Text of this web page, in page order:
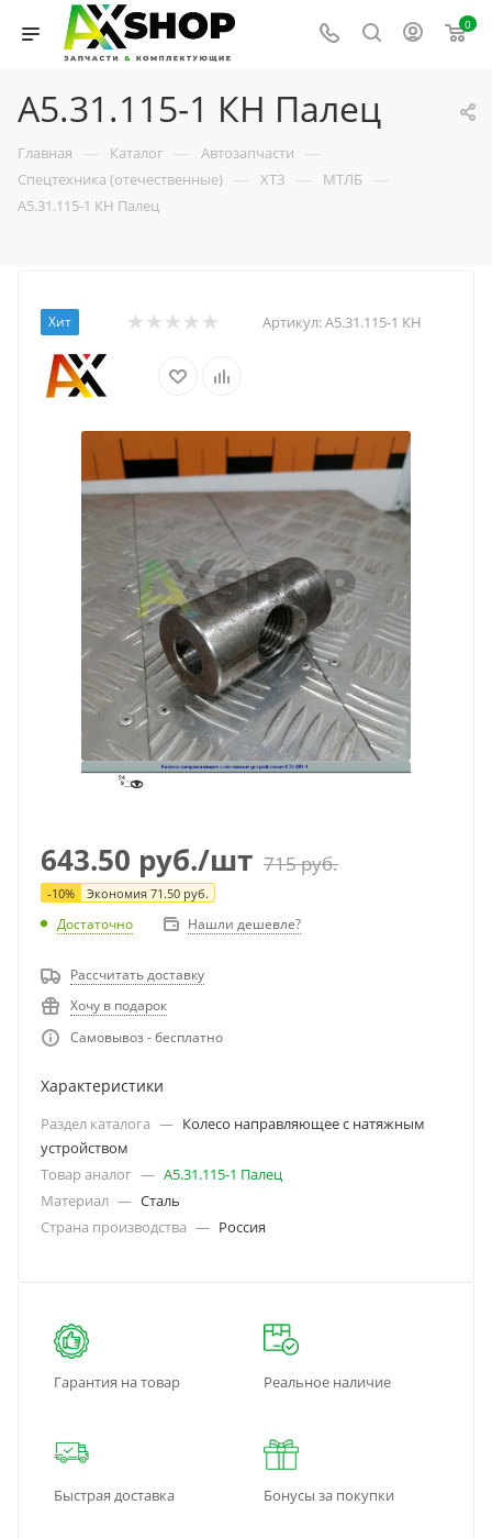
0
А5.31.115-1 КН Палец
Главная — Каталог — Автозапчасти —
Спецтехника (отечественные) — ХТЗ — МТЛБ —
А5.31.115-1 КН Палец
Хит Артикул:А5.31.115-1 КН
643.50 руб./шт 715руб.
-10% Экономия 71.50 руб.
Достаточно Нашли дешевле?
Рассчитать доставку
Хочу в подарок
Самовывоз - бесплатно
Характеристики
Раздел каталога — Колесо направляющее с натяжным
устройством
Товар аналог — А5.31.115-1 Палец
Материал — Сталь
Страна производства — Россия
Гарантия на товар Реальное наличие
Быстрая доставка Бонусы за покупки